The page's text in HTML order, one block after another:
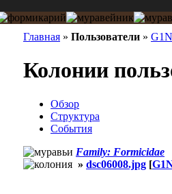
Главная » Пользователи »
Колонии
Обзор
Структура
События
Family: Formicidae
» dsc06008.jpg [